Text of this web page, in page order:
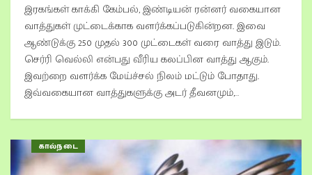
இரகங்கள் காக்கி கேம்பல், இண்டியன் ரன்னர் வகையான
வாத்துகள் முட்டைக்காக வளர்க்கப்படுகின்றன. இவை
ஆண்டுக்கு 250 முதல் 300 முட்டைகள் வரை வாத்து இடும்.
செர்ரி வெல்லி என்பது வீரிய கலப்பின வாத்து ஆகும்.
இவற்றை வளர்க்க மேய்ச்சல் நிலம் மட்டும் போதாது.
இவ்வகையான வாத்துகளுக்கு அடர் தீவனமும்,…
கால்நடை